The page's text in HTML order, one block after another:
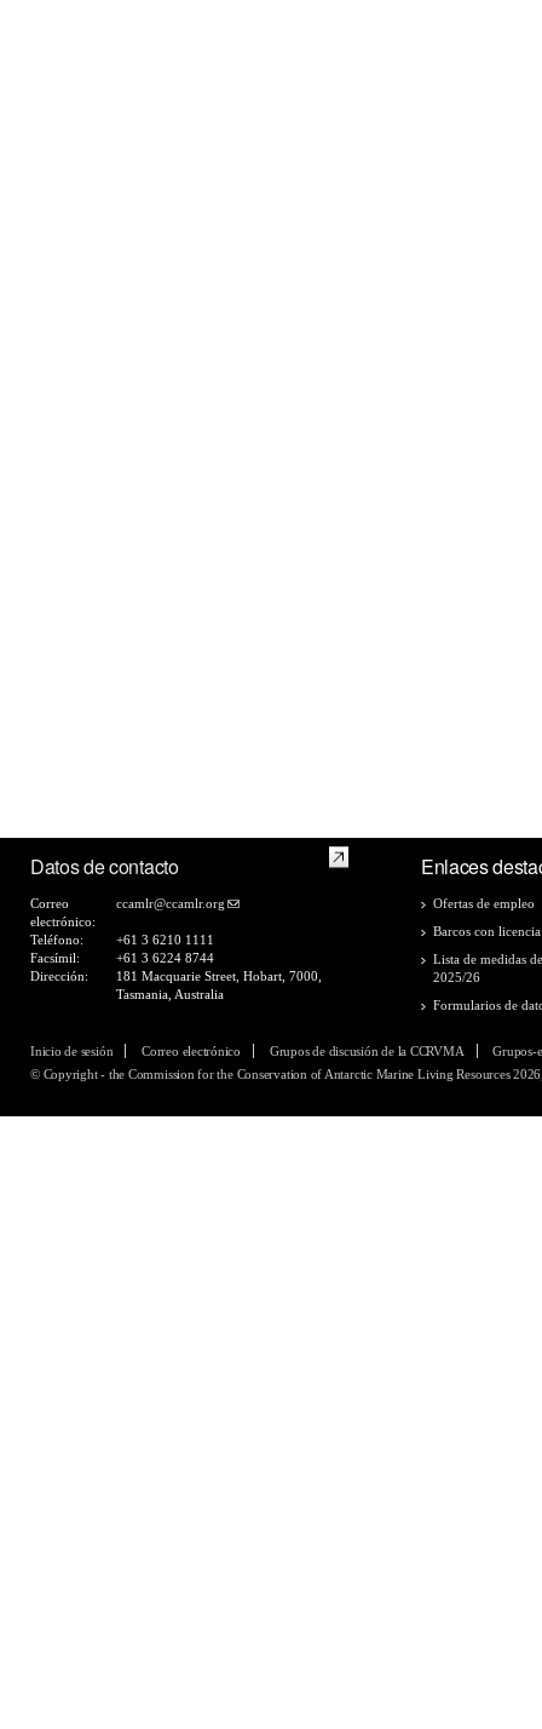
Datos de contacto
Correo
electrónico:
ccamlr@ccamlr.org
Teléfono:
+61 3 6210 1111
Facsímil:
+61 3 6224 8744
Dirección:
181 Macquarie Street, Hobart, 7000,
Tasmania, Australia
Enlaces
Ofertas de empleo
Barcos con
Lista de medidas
2025/26
Formularios de
Inicio de sesión Correo electrónico Grupos de discusión de la CCRVMA
Grupos-
© Copyright - the Commission for the Conservation of Antarctic Marine Living Resources